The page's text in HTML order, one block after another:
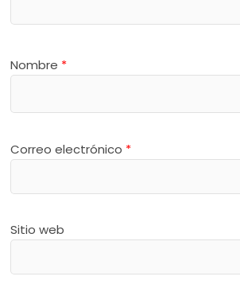
Nombre *
Correo electrónico *
Sitio web